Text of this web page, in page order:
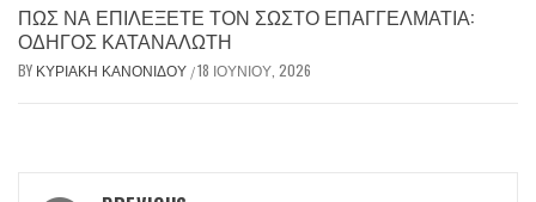
ΠΏΣ ΝΑ ΕΠΙΛΈΞΕΤΕ ΤΟΝ ΣΩΣΤΌ ΕΠΑΓΓΕΛΜΑΤΊΑ:
ΟΔΗΓΌΣ ΚΑΤΑΝΑΛΩΤΉ
BY ΚΥΡΙΑΚΉ ΚΑΝΟΝΊΔΟΥ /18 ΙΟΥΝΊΟΥ, 2026